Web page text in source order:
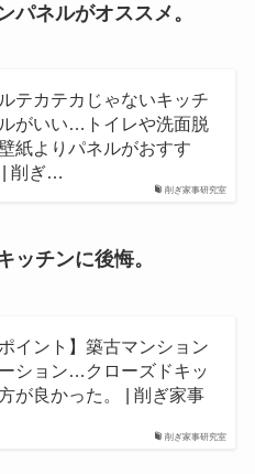
パネルがオススメ。
削ぎ家事研究室
テカテカじゃないキッチ
がいい…トイレや洗面脱
紙よりパネルがおすす
| 削ぎ…
ッチンに後悔。
削ぎ家事研究室
ポイント】築古マンション
ション…クローズドキッ
が良かった。 | 削ぎ家事